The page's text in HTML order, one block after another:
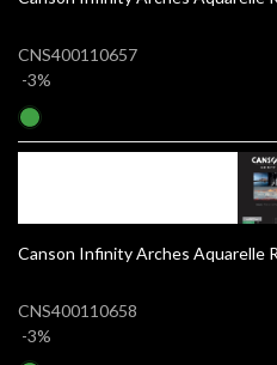
CNS400110657
-3%
Canson Infinity Arches Aquarelle
CNS400110658
-3%